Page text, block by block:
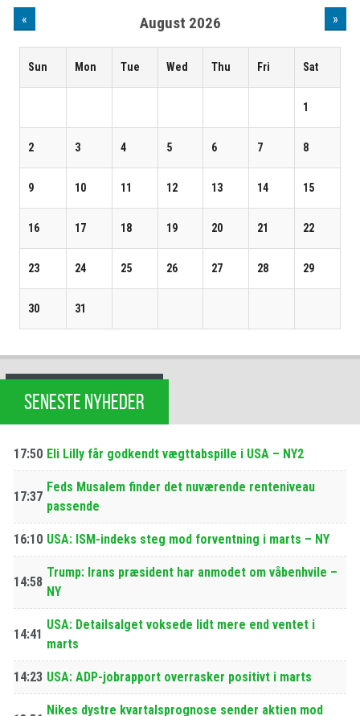
« August 2026 »
Sun Mon Tue Wed Thu Fri Sat
1
2 3 4 5 6 7 8
9 10 11 12 13 14 15
16 17 18 19 20 21 22
23 24 25 26 27 28 29
30 31
SENESTE NYHEDER
17:50 Eli Lilly får godkendt vægttabspille i USA – NY2
17:37
Feds Musalem finder det nuværende renteniveau
passende
16:10 USA: ISM-indeks steg mod forventning i marts – NY
14:58
Trump: Irans præsident har anmodet om våbenhvile –
NY
14:41
USA: Detailsalget voksede lidt mere end ventet i
marts
14:23 USA: ADP-jobrapport overrasker positivt i marts
Nikes dystre kvartalsprognose sender aktien mod